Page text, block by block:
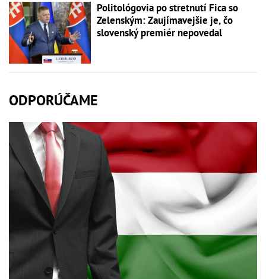
Politológovia po stretnutí Fica so
Zelenským: Zaujímavejšie je, čo
slovenský premiér nepovedal
ODPORÚČAME